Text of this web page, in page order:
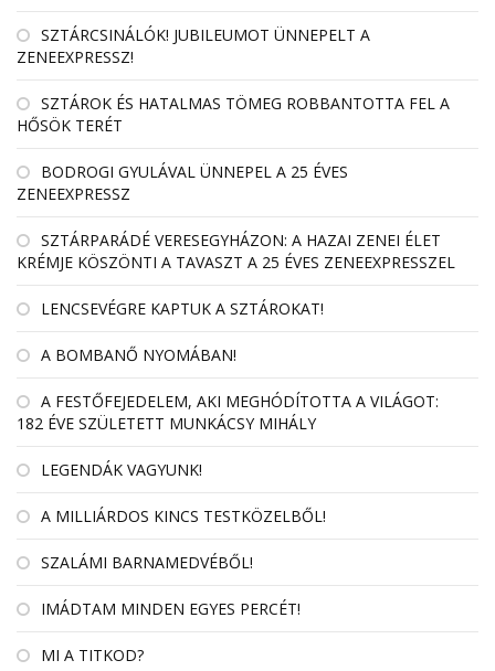
SZTÁRCSINÁLÓK! JUBILEUMOT ÜNNEPELT A
ZENEEXPRESSZ!
SZTÁROK ÉS HATALMAS TÖMEG ROBBANTOTTA FEL A
HŐSÖK TERÉT
BODROGI GYULÁVAL ÜNNEPEL A 25 ÉVES
ZENEEXPRESSZ
SZTÁRPARÁDÉ VERESEGYHÁZON: A HAZAI ZENEI ÉLET
KRÉMJE KÖSZÖNTI A TAVASZT A 25 ÉVES ZENEEXPRESSZEL
LENCSEVÉGRE KAPTUK A SZTÁROKAT!
A BOMBANŐ NYOMÁBAN!
A FESTŐFEJEDELEM, AKI MEGHÓDÍTOTTA A VILÁGOT:
182 ÉVE SZÜLETETT MUNKÁCSY MIHÁLY
LEGENDÁK VAGYUNK!
A MILLIÁRDOS KINCS TESTKÖZELBŐL!
SZALÁMI BARNAMEDVÉBŐL!
IMÁDTAM MINDEN EGYES PERCÉT!
MI A TITKOD?